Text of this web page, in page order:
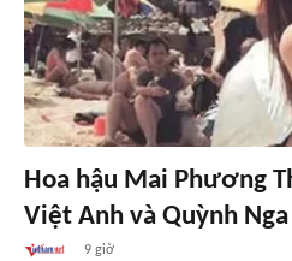
Hoa hậu Mai Phương
Việt Anh và Quỳnh
9 giờ